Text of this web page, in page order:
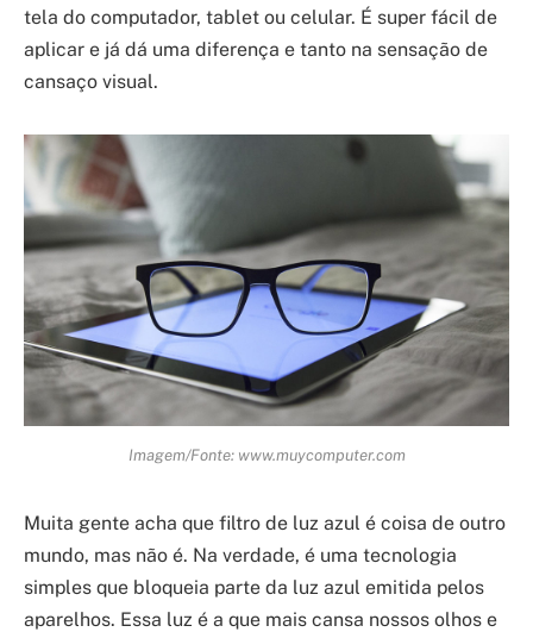
tela do computador, tablet ou celular. É super fácil de
aplicar e já dá uma diferença e tanto na sensação de
cansaço visual.
Imagem/Fonte: www.muycomputer.com
Muita gente acha que filtro de luz azul é coisa de outro
mundo, mas não é. Na verdade, é uma tecnologia
simples que bloqueia parte da luz azul emitida pelos
aparelhos. Essa luz é a que mais cansa nossos olhos e